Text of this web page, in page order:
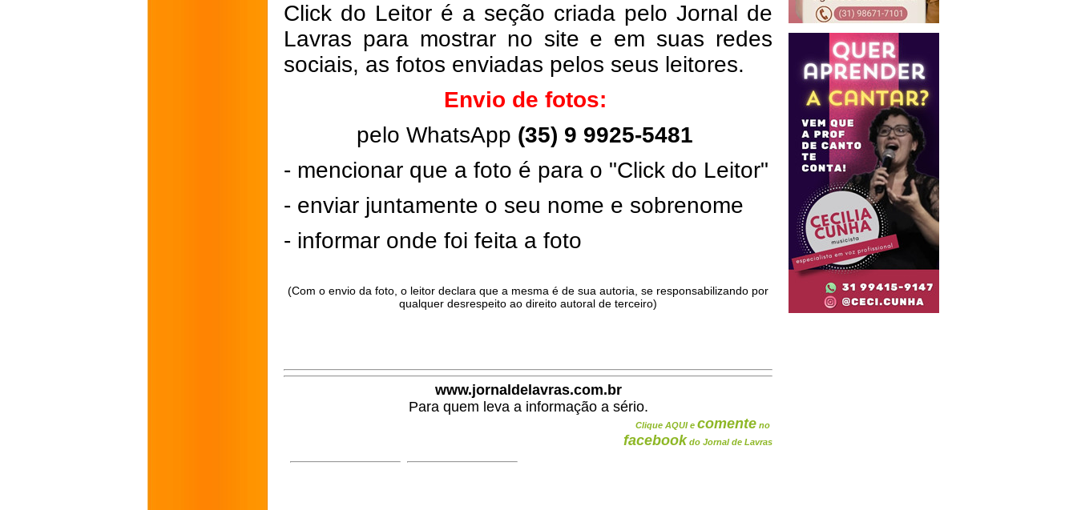
Click do Leitor é a seção criada pelo Jornal de
Lavras para mostrar no site e em suas redes
sociais, as fotos enviadas pelos seus leitores.
Envio de fotos:
pelo WhatsApp (35) 9 9925-5481
- mencionar que a foto é para o "Click do Leitor"
- enviar juntamente o seu nome e sobrenome
- informar onde foi feita a foto
(Com o envio da foto, o leitor declara que a mesma é de sua autoria, se responsabilizando por
qualquer desrespeito ao direito autoral de terceiro)
www.jornaldelavras.com.br
Para quem leva a informação a sério.
Clique AQUI e comente no
facebook do Jornal de Lavras